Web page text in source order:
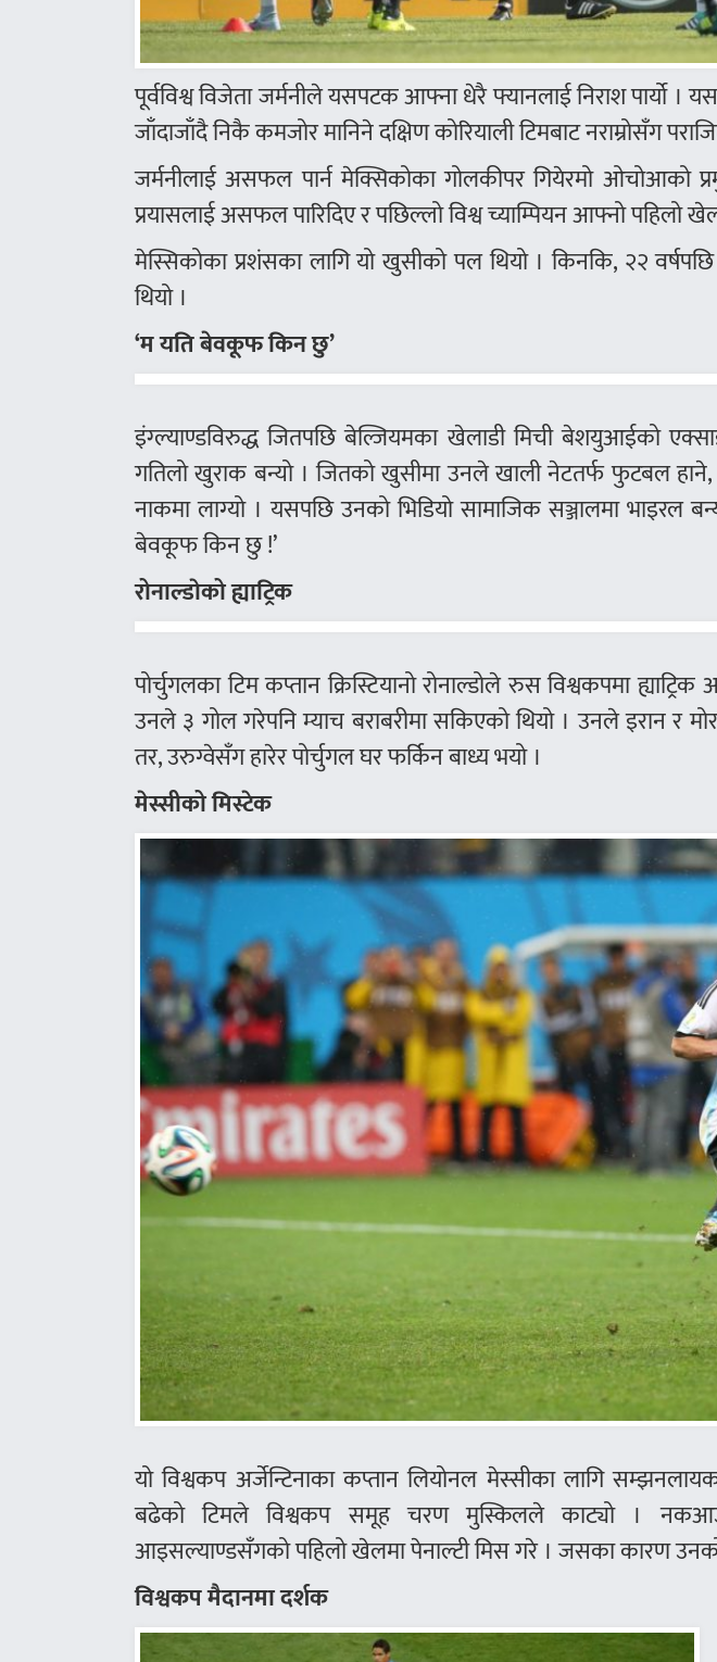
पूर्वविश्व विजेता जर्मनीले यसपटक आफ्ना धेरै फ्यानलाई निराश पार्यो
जाँदाजाँदै निकै कमजोर मानिने दक्षिण कोरियाली टिमबाट नराम्रोसँग
जर्मनीलाई असफल पार्न मेक्सिकोका गोलकीपर गियेरमो ओचोआको
प्रयासलाई असफल पारिदिए र पछिल्लो विश्व च्याम्पियन आफ्नो पहिलो
मेस्सिकोका प्रशंसका लागि यो खुसीको पल थियो । किनकि, २२
थियो ।
‘म यति बेवकूफ किन छु’
इंग्ल्याण्डविरुद्ध जितपछि बेल्जियमका खेलाडी मिची बेशयुआईको
गतिलो खुराक बन्यो । जितको खुसीमा उनले खाली नेटतर्फ फुटबल
नाकमा लाग्यो । यसपछि उनको भिडियो सामाजिक सञ्जालमा भाइरल
बेवकूफ किन छु !’
रोनाल्डाेको ह्याट्रिक
पोर्चुगलका टिम कप्तान क्रिस्टियानो रोनाल्डोले रुस विश्वकपमा
उनले ३ गोल गरेपनि म्याच बराबरीमा सकिएको थियो । उनले इरान र
तर, उरुग्वेसँग हारेर पोर्चुगल घर फर्किन बाध्य भयो ।
मेस्सीको मिस्टेक
यो विश्वकप अर्जेन्टिनाका कप्तान लियोनल मेस्सीका लागि
बढेको टिमले विश्वकप समूह चरण मुस्किलले काट्यो ।
आइसल्याण्डसँगको पहिलो खेलमा पेनाल्टी मिस गरे । जसका कारण
विश्वकप मैदानमा दर्शक